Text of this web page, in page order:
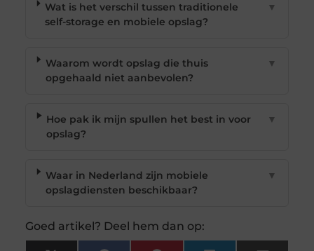
Wat is het verschil tussen traditionele
self-storage en mobiele opslag?
▼
Waarom wordt opslag die thuis
opgehaald niet aanbevolen?
▼
Hoe pak ik mijn spullen het best in voor
opslag?
▼
Waar in Nederland zijn mobiele
opslagdiensten beschikbaar?
▼
Goed artikel? Deel hem dan op: